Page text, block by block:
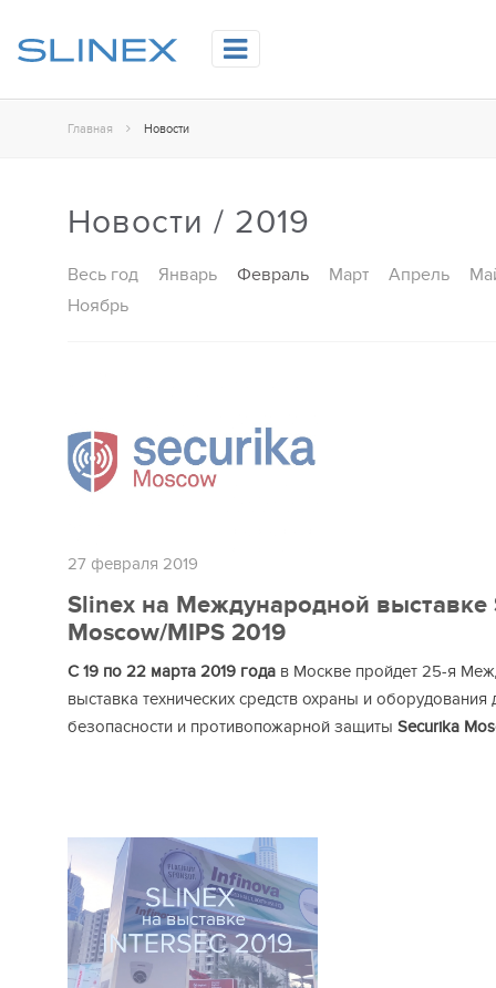
Главная Новости
Новости / 2019
Весь год Январь Февраль Март Апрель
Ноябрь
27 февраля 2019
Slinex на Международной выставке
Moscow/MIPS 2019
С 19 по 22 марта 2019 годав Москве пройдет 25-я
выставка технических средств охраны и оборудования
безопасности и противопожарной защиты Securika